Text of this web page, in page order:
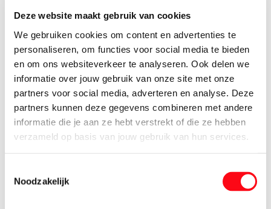
Deze website maakt gebruik van cookies
We gebruiken cookies om content en advertenties te
personaliseren, om functies voor social media te bieden
en om ons websiteverkeer te analyseren. Ook delen we
informatie over jouw gebruik van onze site met onze
partners voor social media, adverteren en analyse. Deze
partners kunnen deze gegevens combineren met andere
informatie die je aan ze hebt verstrekt of die ze hebben
verzameld op basis van jouw gebruik van hun services.
Noodzakelijk
Persoonlijk KIK-account
1200 gram